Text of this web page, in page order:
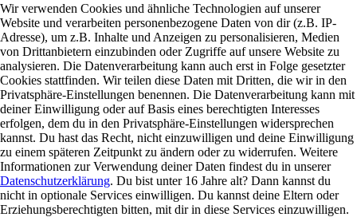
Wir verwenden Cookies und ähnliche Technologien auf unserer
Website und verarbeiten personenbezogene Daten von dir (z.B. IP-
Adresse), um z.B. Inhalte und Anzeigen zu personalisieren, Medien
von Drittanbietern einzubinden oder Zugriffe auf unsere Website zu
analysieren. Die Datenverarbeitung kann auch erst in Folge gesetzter
Cookies stattfinden. Wir teilen diese Daten mit Dritten, die wir in den
Privatsphäre-Einstellungen benennen. Die Datenverarbeitung kann mit
deiner Einwilligung oder auf Basis eines berechtigten Interesses
erfolgen, dem du in den Privatsphäre-Einstellungen widersprechen
kannst. Du hast das Recht, nicht einzuwilligen und deine Einwilligung
zu einem späteren Zeitpunkt zu ändern oder zu widerrufen. Weitere
Informationen zur Verwendung deiner Daten findest du in unserer
Datenschutzerklärung. Du bist unter 16 Jahre alt? Dann kannst du
nicht in optionale Services einwilligen. Du kannst deine Eltern oder
Erziehungsberechtigten bitten, mit dir in diese Services einzuwilligen.